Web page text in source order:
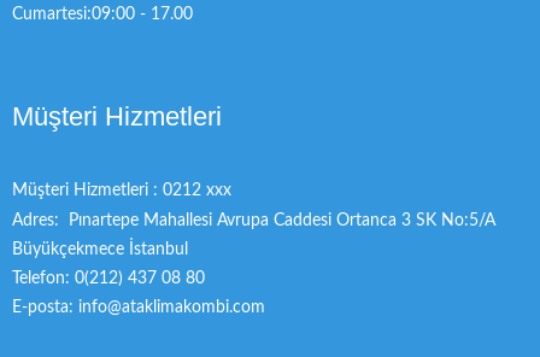
Cumartesi:09:00 - 17.00
Müşteri Hizmetleri
Müşteri Hizmetleri : 0212 xxx
Adres: Pınartepe Mahallesi Avrupa Caddesi Ortanca 3 SK No:5/A
Büyükçekmece İstanbul
Telefon: 0(212) 437 08 80
E-posta: info@ataklimakombi.com